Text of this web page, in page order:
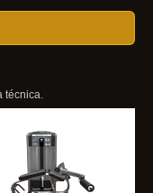
técnica.